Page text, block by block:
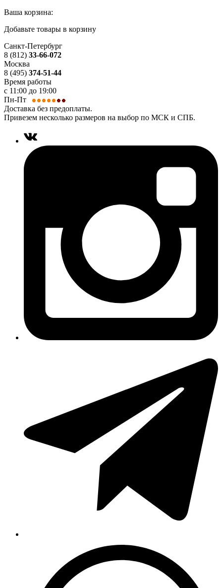
Ваша корзина:
Добавьте товары в корзину
Санкт-Петербург
8 (812) 33-66-072
Москва
8 (495) 374-51-44
Время работы
с 11:00 до 19:00
Пн-Пт
Доставка без предоплаты.
Привезем несколько размеров на выбор по МСК и СПБ.